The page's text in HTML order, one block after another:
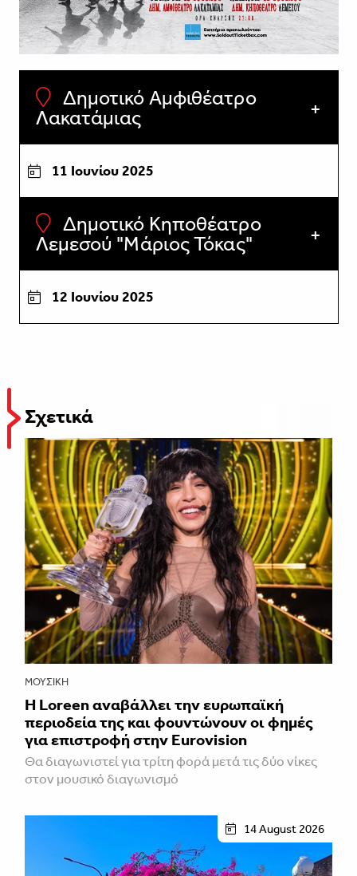
Δημοτικό Αμφιθέατρο
Λακατάμιας
11 Ιουνίου 2025
Δημοτικό Κηποθέατρο
Λεμεσού "Μάριος Τόκας"
12 Ιουνίου 2025
Σχετικά
ΜΟΥΣΙΚΉ
Η Loreen αναβάλλει την ευρωπαϊκή
περιοδεία της και φουντώνουν οι φημές
για επιστροφή στην Eurovision
Θα διαγωνιστεί για τρίτη φορά μετά τις δύο νίκες
στον μουσικό διαγωνισμό
14 August 2026